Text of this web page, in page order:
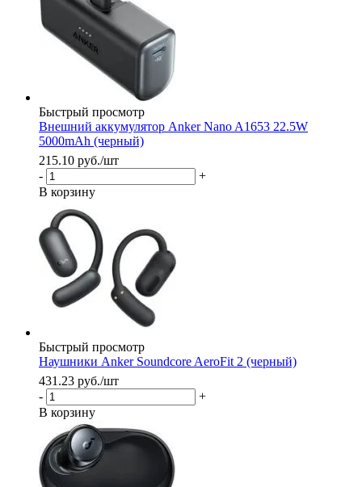
Быстрый просмотр
Внешний аккумулятор Anker Nano A1653 22.5W
5000mAh (черный)
215.10 руб./шт
-
+
В корзину
Быстрый просмотр
Наушники Anker Soundcore AeroFit 2 (черный)
431.23 руб./шт
-
+
В корзину